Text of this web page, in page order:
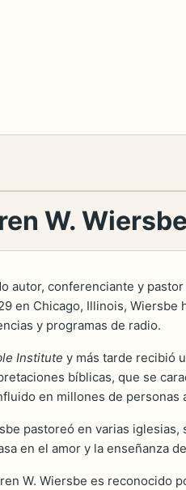
W. Wiersbe
autor, conferenciante y
en Chicago, Illinois,
y programas de radio.
Institute y más tarde recibió
bíblicas, que se
en millones de personas
pastoreó en varias iglesias,
en el amor y la enseñanza
W. Wiersbe es